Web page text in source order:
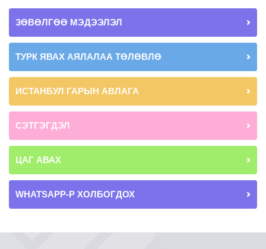
ЗӨВӨЛГӨӨ МЭДЭЭЛЭЛ
ТУРК ЯВАХ АЯЛАЛАА ТӨЛӨВЛӨ
ИСТАНБУЛ ГАРЫН АВЛАГА
СЭТГЭГДЭЛ
ЦАГ АВАХ
WHATSAPP-Р ХОЛБОГДОХ